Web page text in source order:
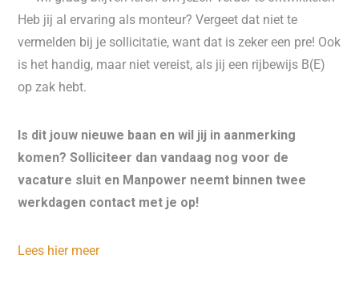
Heb jij al ervaring als monteur? Vergeet dat niet te
vermelden bij je sollicitatie, want dat is zeker een pre! Ook
is het handig, maar niet vereist, als jij een rijbewijs B(E)
op zak hebt.
Is dit jouw nieuwe baan en wil jij in aanmerking
komen? Solliciteer dan vandaag nog voor de
vacature sluit en Manpower neemt binnen twee
werkdagen contact met je op!
Lees hier meer